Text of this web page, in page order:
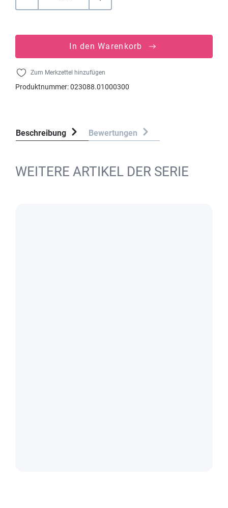
In den Warenkorb
Zum Merkzettel hinzufügen
Produktnummer:023088.01000300
Beschreibung Bewertungen
WEITERE ARTIKEL DER SERIE